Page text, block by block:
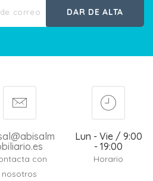
DAR DE ALTA
con
nosotros
Lun - Vie / 9:00
- 19:00
Horario